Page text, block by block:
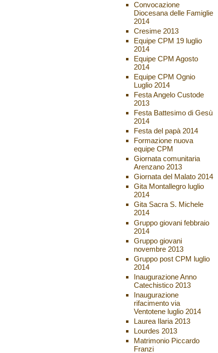
Convocazione
Diocesana delle Famiglie
2014
Cresime 2013
Equipe CPM 19 luglio
2014
Equipe CPM Agosto
2014
Equipe CPM Ognio
Luglio 2014
Festa Angelo Custode
2013
Festa Battesimo di Gesù
2014
Festa del papà 2014
Formazione nuova
equipe CPM
Giornata comunitaria
Arenzano 2013
Giornata del Malato 2014
Gita Montallegro luglio
2014
Gita Sacra S. Michele
2014
Gruppo giovani febbraio
2014
Gruppo giovani
novembre 2013
Gruppo post CPM luglio
2014
Inaugurazione Anno
Catechistico 2013
Inaugurazione
rifacimento via
Ventotene luglio 2014
Laurea Ilaria 2013
Lourdes 2013
Matrimonio Piccardo
Franzi